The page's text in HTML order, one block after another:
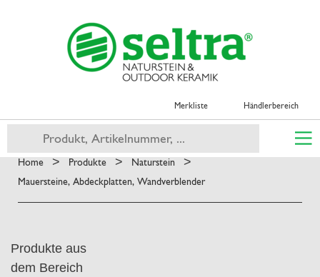
Merkliste Händlerbereich
Home > Produkte > Naturstein >
Mauersteine, Abdeckplatten, Wandverblender
Produkte aus
dem Bereich